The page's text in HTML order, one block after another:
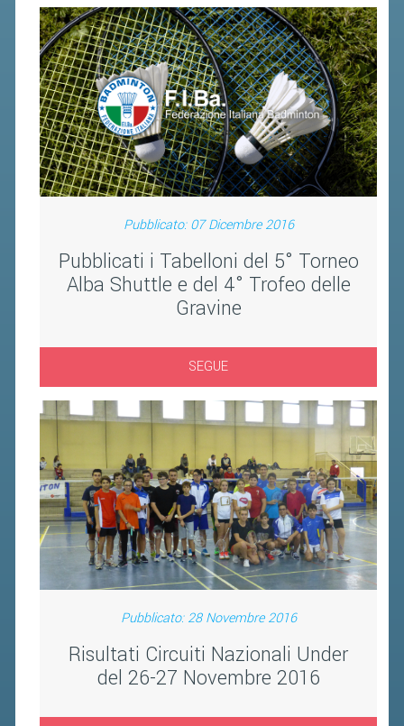
Pubblicato: 07 Dicembre 2016
Pubblicati i Tabelloni del 5° Torneo
Alba Shuttle e del 4° Trofeo delle
Gravine
SEGUE
Pubblicato: 28 Novembre 2016
Risultati Circuiti Nazionali Under
del 26-27 Novembre 2016
BANDI DI GARA E CONTRATTI
WHISTLEBLOWING
SPORTELLO FISCALE
NOVITÀ FISCALI
MODULISTICA
SCADENZARIO
DOCUMENTI E APPROFONDIMENTI
AIRBADMINTON
PICKLEBALL
FIBA PICKLEBALL TOUR
CLASSIFICHE PICKLEBALL
BANDI PUBBLICI
VOLA CON NOI 2026
RIVISTA BADMANIA
2026
2024